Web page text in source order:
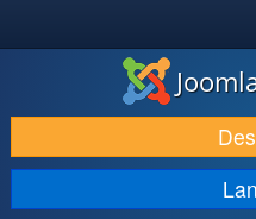
DESCARGAR
DESCUBRE Y APRENDE
COMUNIDAD Y AYUDA